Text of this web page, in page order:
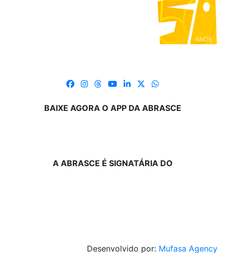
BAIXE AGORA O APP DA ABRASCE
A ABRASCE É SIGNATÁRIA DO
Desenvolvido por: Mufasa Agency